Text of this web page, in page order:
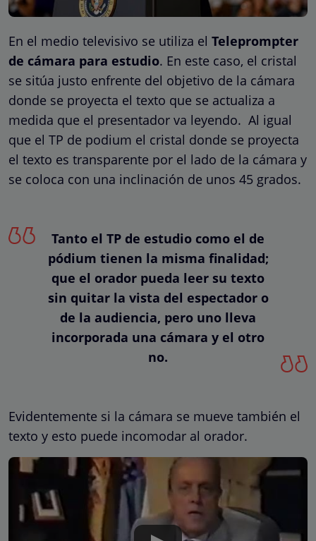
En el medio televisivo se utiliza el Teleprompter
de cámara para estudio. En este caso, el cristal
se sitúa justo enfrente del objetivo de la cámara
donde se proyecta el texto que se actualiza a
medida que el presentador va leyendo. Al igual
que el TP de podium el cristal donde se proyecta
el texto es transparente por el lado de la cámara y
se coloca con una inclinación de unos 45 grados.
Tanto el TP de estudio como el de
pódium tienen la misma finalidad;
que el orador pueda leer su texto
sin quitar la vista del espectador o
de la audiencia, pero uno lleva
incorporada una cámara y el otro
no.
Evidentemente si la cámara se mueve también el
texto y esto puede incomodar al orador.